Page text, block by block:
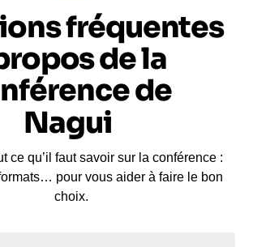
de décision) est remis pour
en œuvre et la capitalisation.
(structures de message,
de décision) est remis pour
en œuvre et la capitalisation.
(structures de message,
de décision) est remis pour
en œuvre et la capitalisation.
(structures de message,
de décision) est remis pour
fréquentes
de la
de
Nagui
ce qu’il faut savoir sur la conférence :
pour vous aider à faire le bon
choix.